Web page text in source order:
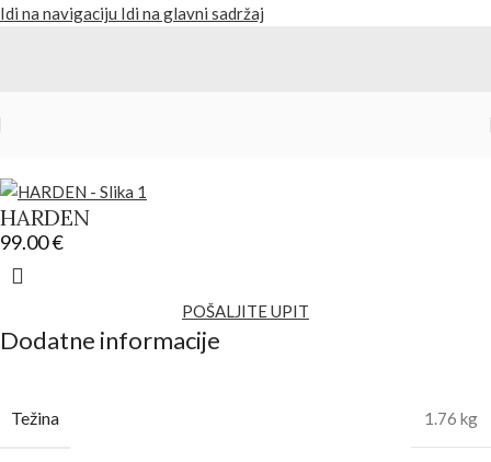
Idi na navigaciju Idi na glavni sadržaj
HARDEN
99.00€
POŠALJITE UPIT
Dodatne informacije
Težina 1.76 kg